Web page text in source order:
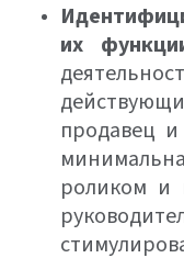
их
продавец и
роликом и